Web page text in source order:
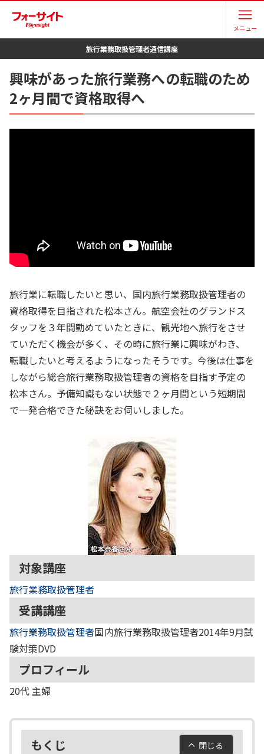
メニュー
旅行業務取扱管理者通信講座
興味があった旅行業務への転職のため
2ヶ月間で資格取得へ
旅行業に転職したいと思い、国内旅行業務取扱管理者の
資格取得を目指された松本さん。航空会社のグランドス
タッフを３年間勤めていたときに、観光地へ旅行をさせ
ていただく機会が多く、その時に旅行業に興味がわき、
転職したいと考えるようになったそうです。今後は仕事を
しながら総合旅行業務取扱管理者の資格を目指す予定の
松本さん。予備知識もない状態で２ヶ月間という短期間
で一発合格できた秘訣をお伺いしました。
対象講座
旅行業務取扱管理者
受講講座
旅行業務取扱管理者国内旅行業務取扱管理者2014年9月試
験対策DVD
プロフィール
20代 主婦
もくじ 閉じる